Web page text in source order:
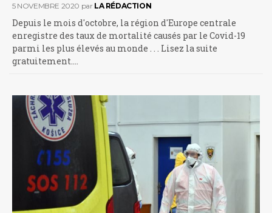
5 NOVEMBRE 2020 par LA RÉDACTION
Depuis le mois d'octobre, la région d'Europe centrale
enregistre des taux de mortalité causés par le Covid-19
parmi les plus élevés au monde . . . Lisez la suite
gratuitement.…